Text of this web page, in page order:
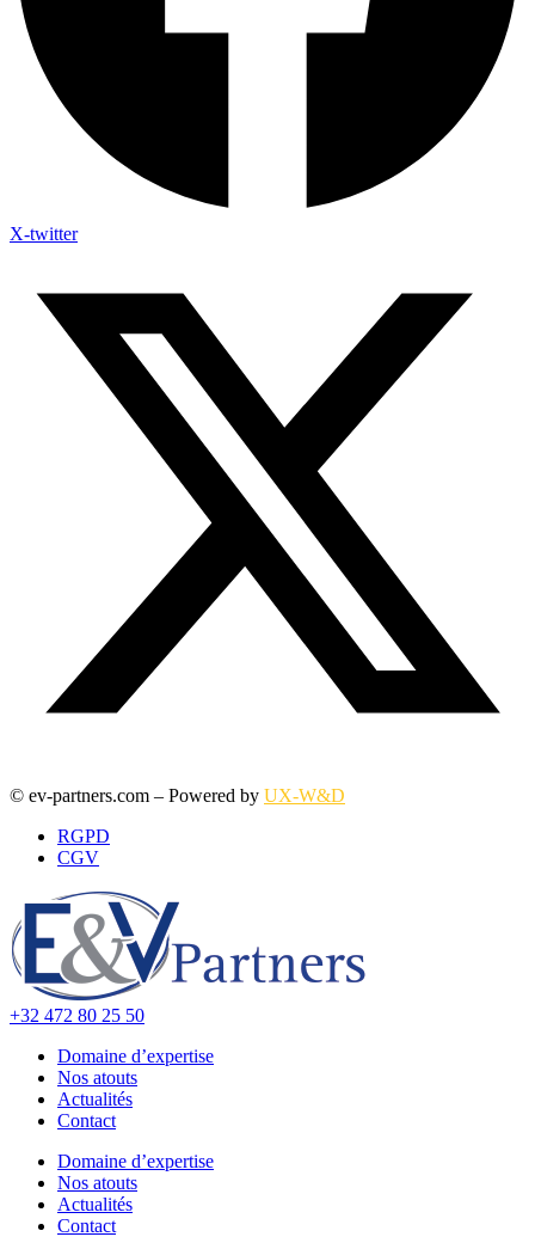
X-twitter
© ev-partners.com – Powered by UX-W&D
RGPD
CGV
+32 472 80 25 50
Domaine d’expertise
Nos atouts
Actualités
Contact
Domaine d’expertise
Nos atouts
Actualités
Contact